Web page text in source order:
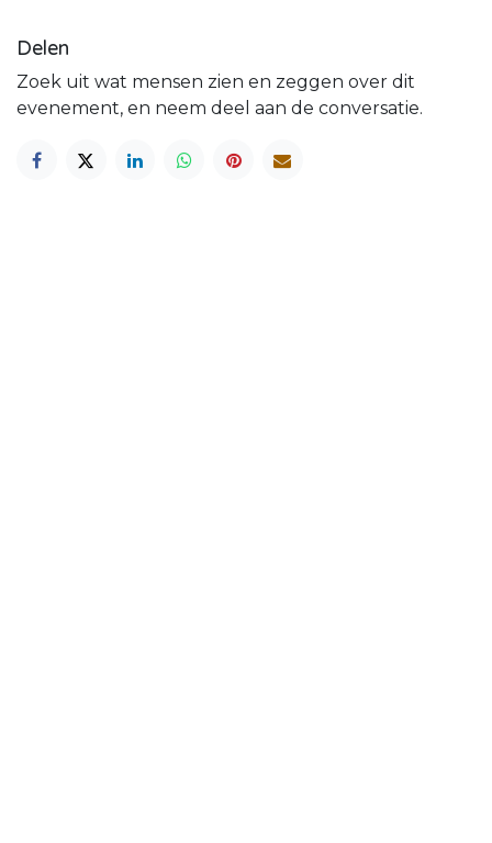
Delen
Zoek uit wat mensen zien en zeggen over dit
evenement, en neem deel aan de conversatie.